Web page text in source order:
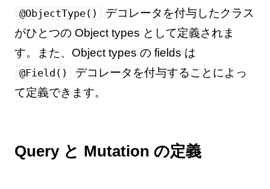
@ObjectType()
デコレータを付与したクラス
がひとつの Object types として定義されま
す。また、Object types の fields は
@Field()
デコレータを付与することによっ
て定義できます。
Query と Mutation の定義